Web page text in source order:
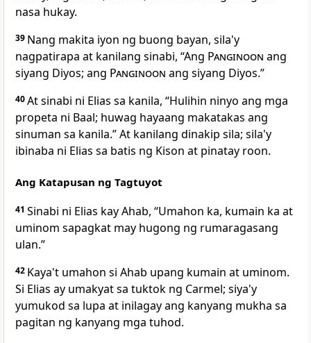
nasa hukay.
39 Nang makita iyon ng buong bayan, sila'y
nagpatirapa at kanilang sinabi, “Ang Panginoon ang
siyang Diyos; ang Panginoon ang siyang Diyos.”
40At sinabi ni Elias sa kanila, “Hulihin ninyo ang mga
propeta ni Baal; huwag hayaang makatakas ang
sinuman sa kanila.” At kanilang dinakip sila; sila'y
ibinaba ni Elias sa batis ng Kison at pinatay roon.
Ang Katapusan ng Tagtuyot
41 Sinabi ni Elias kay Ahab, “Umahon ka, kumain ka at
uminom sapagkat may hugong ng rumaragasang
ulan.”
42 Kaya't umahon si Ahab upang kumain at uminom.
Si Elias ay umakyat sa tuktok ng Carmel; siya'y
yumukod sa lupa at inilagay ang kanyang mukha sa
pagitan ng kanyang mga tuhod.